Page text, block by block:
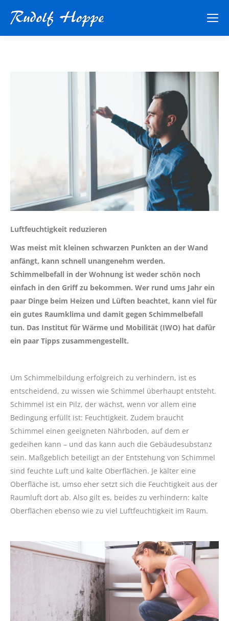
Luftfeuchtigkeit reduzieren
Was meist mit kleinen schwarzen Punkten an der Wand
anfängt, kann schnell unangenehm werden.
Schimmelbefall in der Wohnung ist weder schön noch
einfach in den Griff zu bekommen. Wer rund ums Jahr ein
paar Dinge beim Heizen und Lüften beachtet, kann viel für
ein gutes Raumklima und damit gegen Schimmelbefall
tun. Das Institut für Wärme und Mobilität (IWO) hat dafür
ein paar Tipps zusammengestellt.
Um Schimmelbildung erfolgreich zu verhindern, ist es
entscheidend, zu wissen wie Schimmel überhaupt entsteht.
Schimmel ist ein Pilz, der wächst, wenn vor allem eine
Bedingung erfüllt ist: Feuchtigkeit. Zudem braucht
Schimmel einen geeigneten Nährboden, auf dem er
gedeihen kann – und das kann auch die Gebäudesubstanz
sein. Maßgeblich beteiligt an der Entstehung von Schimmel
sind feuchte Luft und kalte Oberflächen. Je kälter eine
Oberfläche ist, umso eher setzt sich die Feuchtigkeit aus der
Raumluft dort ab. Also gilt es, beides zu verhindern: kalte
Oberflächen ebenso wie zu viel Luftfeuchtigkeit im Raum.